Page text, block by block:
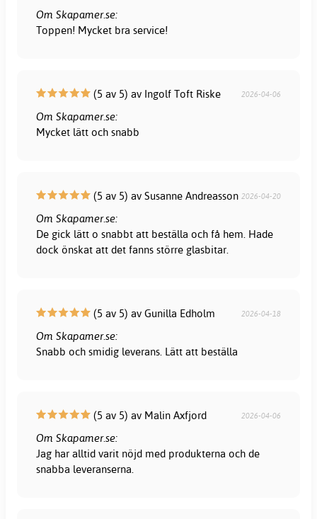
Om Skapamer.se:
Toppen! Mycket bra service!
(5 av 5) av Ingolf Toft Riske 2026-04-06
Om Skapamer.se:
Mycket lätt och snabb
(5 av 5) av Susanne Andreasson 2026-04-20
Om Skapamer.se:
De gick lätt o snabbt att beställa och få hem. Hade
dock önskat att det fanns större glasbitar.
(5 av 5) av Gunilla Edholm 2026-04-18
Om Skapamer.se:
Snabb och smidig leverans. Lätt att beställa
(5 av 5) av Malin Axfjord 2026-04-06
Om Skapamer.se:
Jag har alltid varit nöjd med produkterna och de
snabba leveranserna.